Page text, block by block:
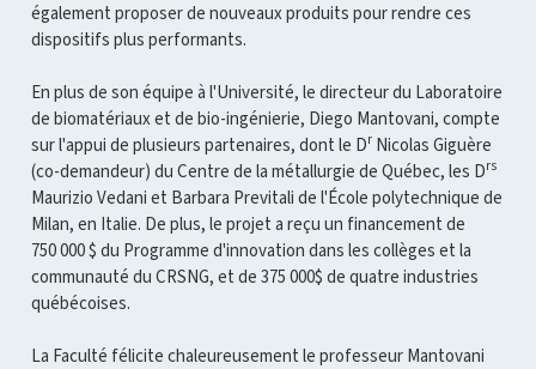
également proposer de nouveaux produits pour rendre ces
dispositifs plus performants.
En plus de son équipe à l'Université, le directeur du Laboratoire
de biomatériaux et de bio-ingénierie, Diego Mantovani, compte
sur l'appui de plusieurs partenaires, dont le Dr Nicolas Giguère
(co-demandeur) du Centre de la métallurgie de Québec, les Drs
Maurizio Vedani et Barbara Previtali de l'École polytechnique de
Milan, en Italie. De plus, le projet a reçu un financement de
750 000 $ du Programme d'innovation dans les collèges et la
communauté du CRSNG, et de 375 000$ de quatre industries
québécoises.
La Faculté félicite chaleureusement le professeur Mantovani